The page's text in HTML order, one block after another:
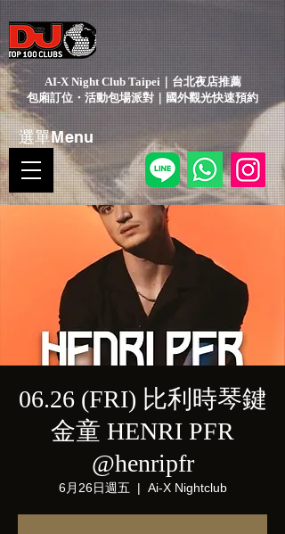
AI-X Night Club Taipei｜台北夜店推薦
包廂訂位・活動包場派對｜國外觀光快速預約
選單Menu
06.26 (FRI) 比利時琴鍵
金童 HENRI PFR
@henripfr
6月26日週五
  |
Ai-X Nightclub